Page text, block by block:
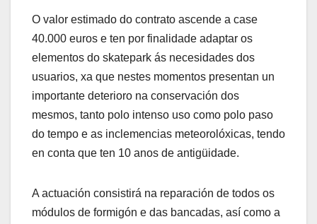
O valor estimado do contrato ascende a case
40.000 euros e ten por finalidade adaptar os
elementos do skatepark ás necesidades dos
usuarios, xa que nestes momentos presentan un
importante deterioro na conservación dos
mesmos, tanto polo intenso uso como polo paso
do tempo e as inclemencias meteorolóxicas, tendo
en conta que ten 10 anos de antigüidade.
A actuación consistirá na reparación de todos os
módulos de formigón e das bancadas, así como a